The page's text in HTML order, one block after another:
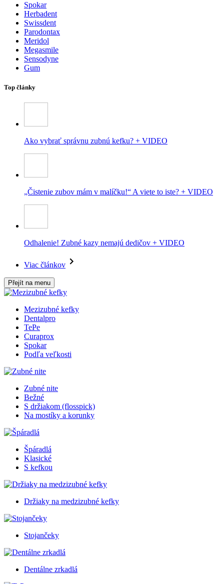
Spokar
Herbadent
Swissdent
Parodontax
Meridol
Megasmile
Sensodyne
Gum
Top články
Ako vybrať správnu zubnú kefku? + VIDEO
„Čistenie zubov mám v malíčku!“ A viete to iste? + VIDEO
Odhalenie! Zubné kazy nemajú dedičov + VIDEO
Viac článkov
Přejít na menu
Mezizubné kefky
Dentalpro
TePe
Curaprox
Spokar
Podľa veľkosti
Zubné nite
Bežné
S držiakom (flosspick)
Na mostíky a korunky
Špáradlá
Klasické
S kefkou
Držiaky na medzizubné kefky
Stojančeky
Dentálne zrkadlá